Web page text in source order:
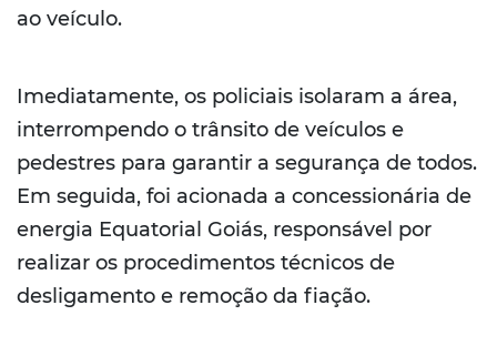
ao veículo.
Imediatamente, os policiais isolaram a área,
interrompendo o trânsito de veículos e
pedestres para garantir a segurança de todos.
Em seguida, foi acionada a concessionária de
energia Equatorial Goiás, responsável por
realizar os procedimentos técnicos de
desligamento e remoção da fiação.